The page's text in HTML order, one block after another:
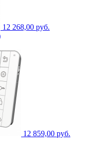
12 268,00 руб.
12 859,00 руб.